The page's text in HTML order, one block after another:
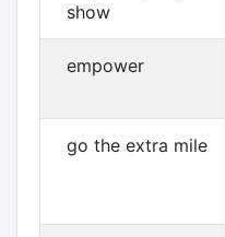
show
empower
go the extra mile